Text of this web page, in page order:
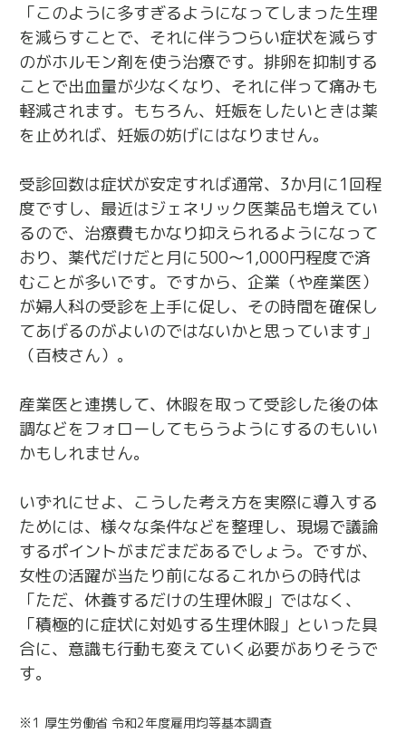
「このように多すぎるようになってしまった生理
を減らすことで、それに伴うつらい症状を減らす
のがホルモン剤を使う治療です。排卵を抑制する
ことで出血量が少なくなり、それに伴って痛みも
軽減されます。もちろん、妊娠をしたいときは薬
を止めれば、妊娠の妨げにはなりません。
受診回数は症状が安定すれば通常、3か月に1回程
度ですし、最近はジェネリック医薬品も増えてい
るので、治療費もかなり抑えられるようになって
おり、薬代だけだと月に500～1,000円程度で済
むことが多いです。ですから、企業（や産業医）
が婦人科の受診を上手に促し、その時間を確保し
てあげるのがよいのではないかと思っています」
（百枝さん）。
産業医と連携して、休暇を取って受診した後の体
調などをフォローしてもらうようにするのもいい
かもしれません。
いずれにせよ、こうした考え方を実際に導入する
ためには、様々な条件などを整理し、現場で議論
するポイントがまだまだあるでしょう。ですが、
女性の活躍が当たり前になるこれからの時代は
「ただ、休養するだけの生理休暇」ではなく、
「積極的に症状に対処する生理休暇」といった具
合に、意識も行動も変えていく必要がありそうで
す。
※1 厚生労働省 令和2年度雇用均等基本調査